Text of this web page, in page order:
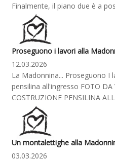
Finalmente, il piano due è a
Proseguono i lavori alla
12.03.2026
La Madonnina... Proseguono I
pensilina all'ingresso FOTO DA
COSTRUZIONE PENSILINA
Un montalettighe alla
03.03.2026